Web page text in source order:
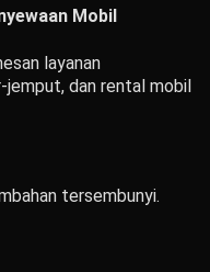
Mobil
layanan
dan rental mobil
tersembunyi.